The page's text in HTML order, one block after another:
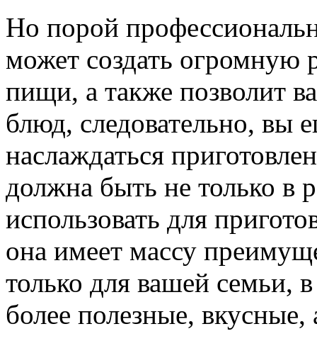
Но порой
может создать огромную
пищи, а также позволит
блюд, следовательно, вы
наслаждаться
должна быть не только в
использовать для
она имеет массу
только для вашей семьи,
более полезные,